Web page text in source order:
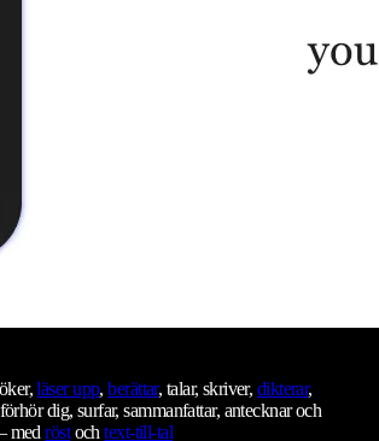
läser upp,berättar, talar, skriver, dikterar,
dig, surfar, sammanfattar, antecknar och
medröstochtext-till-tal